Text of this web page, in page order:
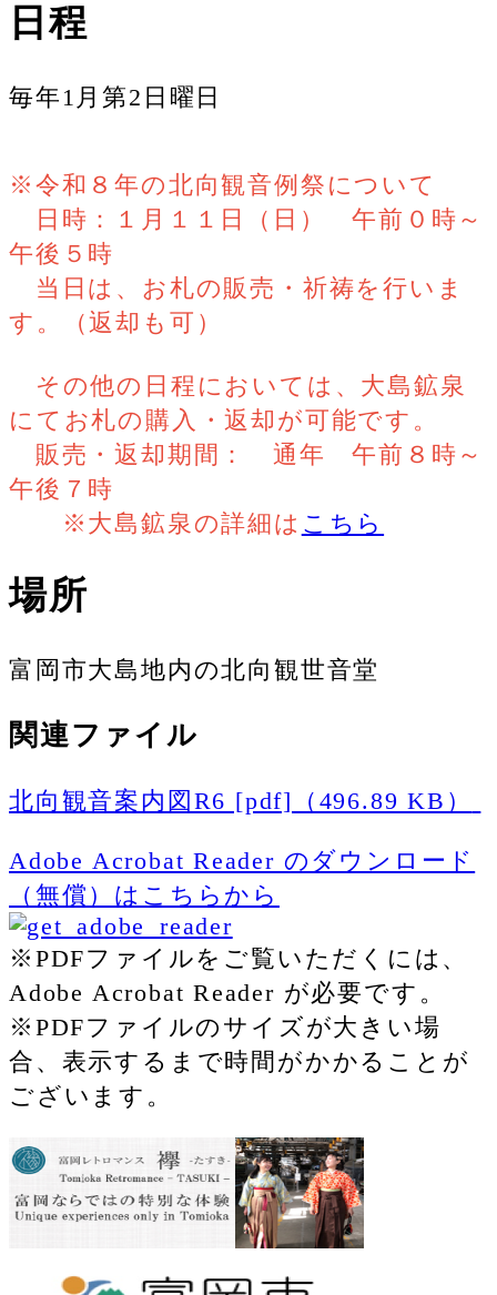
日程
毎年1月第2日曜日
※令和８年の北向観音例祭について
日時：１月１１日（日） 午前０時～
午後５時
当日は、 お札の販売・祈祷を行いま
す。（返却も可）
その他の日程においては、大島鉱泉
にてお札の購入・返却が可能です。
販売・返却期間： 通年 午前８時～
午後７時
※大島鉱泉の詳細は こちら
場所
富岡市大島地内の北向観世音堂
関連ファイル
北向観音案内図R6 [pdf]（496.89 KB）
Adobe Acrobat Reader のダウンロード
（無償）はこちらから
※PDFファイルをご覧いただくには、
Adobe Acrobat Reader が必要です。
※PDFファイルのサイズが大きい場
合、表示するまで時間がかかることが
ございます。